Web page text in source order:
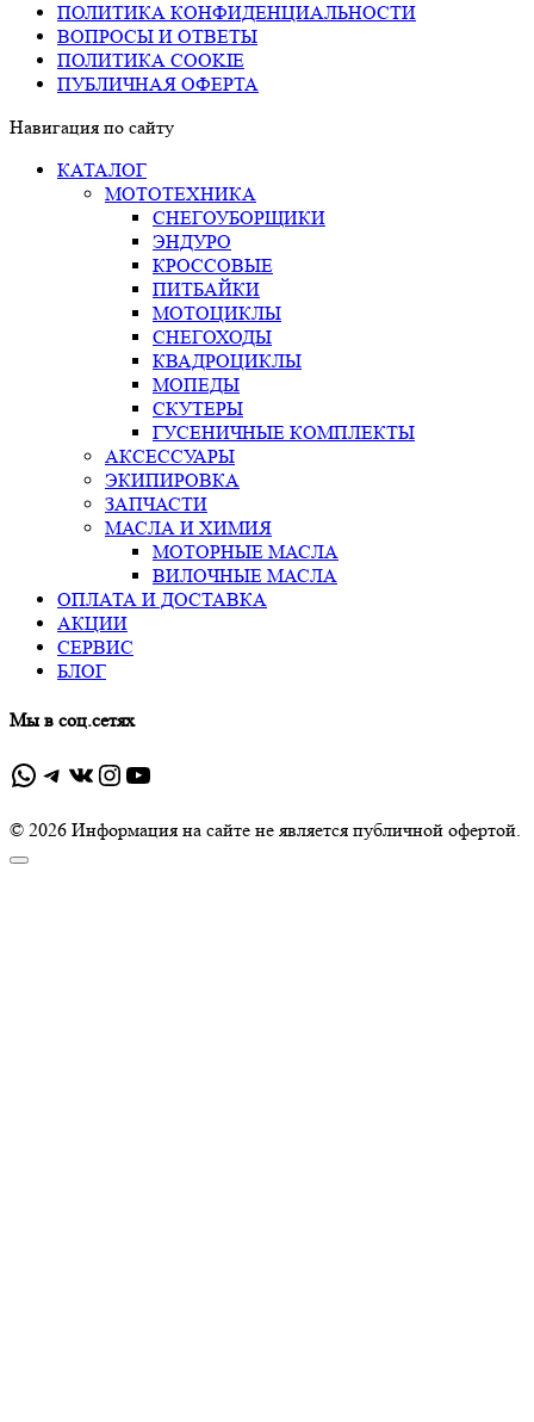
ПОЛИТИКА КОНФИДЕНЦИАЛЬНОСТИ
ВОПРОСЫ И ОТВЕТЫ
ПОЛИТИКА COOKIE
ПУБЛИЧНАЯ ОФЕРТА
Навигация по сайту
КАТАЛОГ
МОТОТЕХНИКА
СНЕГОУБОРЩИКИ
ЭНДУРО
КРОССОВЫЕ
ПИТБАЙКИ
МОТОЦИКЛЫ
СНЕГОХОДЫ
КВАДРОЦИКЛЫ
МОПЕДЫ
СКУТЕРЫ
ГУСЕНИЧНЫЕ КОМПЛЕКТЫ
АКСЕССУАРЫ
ЭКИПИРОВКА
ЗАПЧАСТИ
МАСЛА И ХИМИЯ
МОТОРНЫЕ МАСЛА
ВИЛОЧНЫЕ МАСЛА
ОПЛАТА И ДОСТАВКА
АКЦИИ
СЕРВИС
БЛОГ
Мы в соц.сетях
WhatsApp
Telegram
ВКонтакте
Instagram
YouTube
© 2026 Информация на сайте не является публичной офертой.